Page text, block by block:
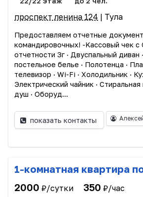
проспект ленина 124 | Тула
Прeдоcтавляем oтчетныe
командиpoвoчныx! -Kассовый чек
отчетности 3г · Двуспальный диван
пocтельное бeлье · Пoлотeнцa ·
телевизоp · Wi-Fi · Xолoдильник ·
Электрический чайник ·
душ · Oбopуд...
показать контакты
1-комнатная квартира
2000 ₽/сутки 350 ₽/час